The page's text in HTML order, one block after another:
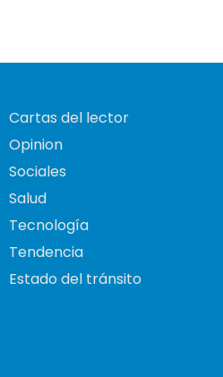
Cartas del lector
Opinion
Sociales
Salud
Tecnología
Tendencia
Estado del tránsito